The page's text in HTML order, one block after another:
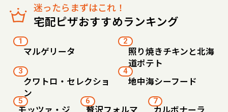
迷ったらまずはこれ！
宅配ピザおすすめランキング
1
マルゲリータ
2
照り焼きチキンと北海
道ポテト
3
クワトロ・セレクショ
ン
4
地中海シーフード
5 6 7